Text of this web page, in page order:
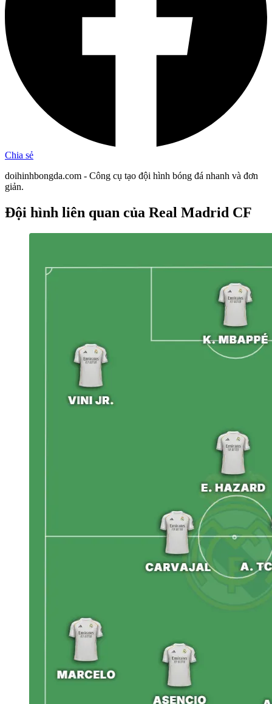
Chia sẻ
doihinhbongda.com - Công cụ tạo đội hình bóng đá nhanh và đơn
giản.
Đội hình liên quan của Real Madrid CF